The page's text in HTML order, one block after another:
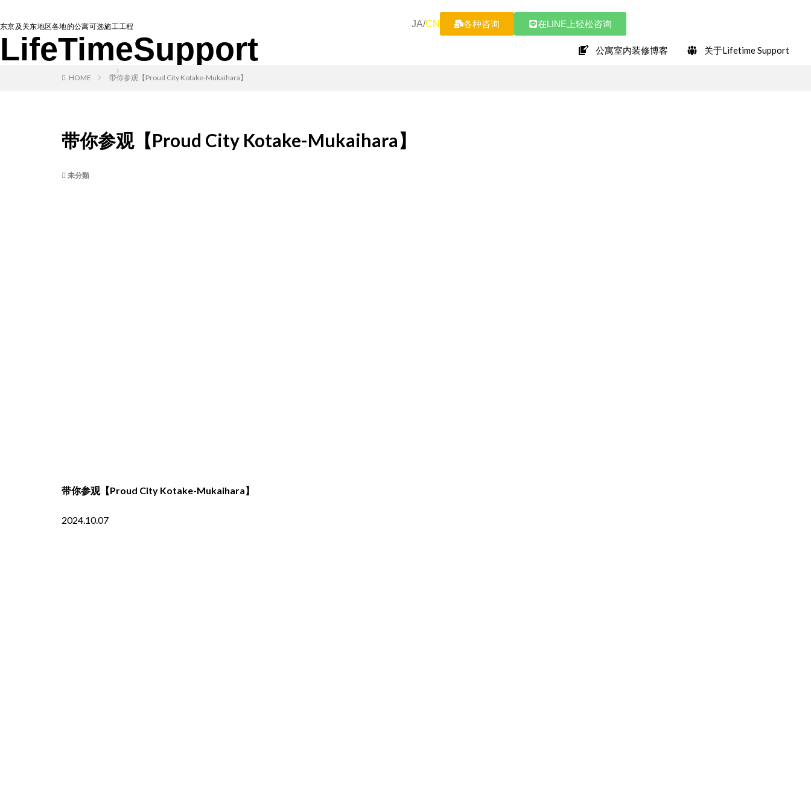
东京及关东地区各地的公寓可选施工工程
LifeTimeSupport
JA/CN 各种咨询 在LINE上轻松咨询
公寓室内装修博客 关于Lifetime Support
HOME 带你参观【Proud City Kotake-Mukaihara】
带你参观【Proud City Kotake-Mukaihara】
未分類
带你参观【Proud City Kotake-Mukaihara】
2024.10.07